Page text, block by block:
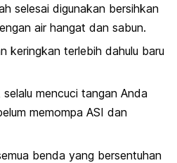
selesai digunakan bersihkan
air hangat dan sabun.
keringkan terlebih dahulu baru
mencuci tangan Anda
memompa ASI dan
benda yang bersentuhan